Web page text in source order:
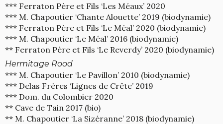
*** Ferraton Père et Fils ‘Les Méaux’ 2020
*** M. Chapoutier ‘Chante Alouette’ 2019 (biodynamie)
*** Ferraton Père et Fils ‘Le Méal’ 2020 (biodynamie)
*** M. Chapoutier ‘Le Méal’ 2016 (biodynamie)
** Ferraton Père et Fils ‘Le Reverdy’ 2020 (biodynamie)
Hermitage Rood
*** M. Chapoutier ‘Le Pavillon’ 2010 (biodynamie)
*** Delas Frères ‘Lignes de Crête’ 2019
*** Dom. du Colombier 2020
** Cave de Tain 2017 (bio)
** M. Chapoutier ‘La Sizéranne’ 2018 (biodynamie)